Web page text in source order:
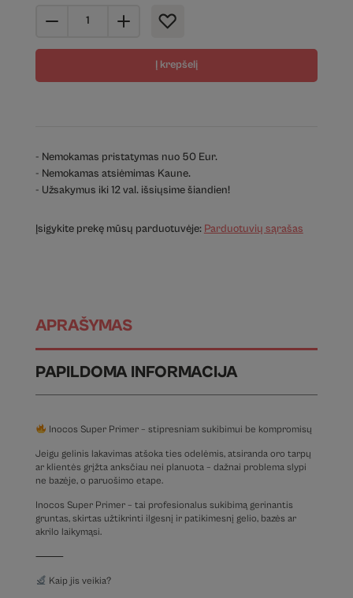
Į krepšelį
- Nemokamas pristatymas nuo 50 Eur.
- Nemokamas atsiėmimas Kaune.
- Užsakymus iki 12 val. išsiųsime šiandien!
Įsigykite prekę mūsų parduotuvėje: Parduotuvių sąrašas
APRAŠYMAS
PAPILDOMA INFORMACIJA
Inocos Super Primer – stipresniam sukibimui be kompromisų
Jeigu gelinis lakavimas atšoka ties odelėmis, atsiranda oro tarpų
ar klientės grįžta anksčiau nei planuota – dažnai problema slypi
ne bazėje, o paruošimo etape.
Inocos Super Primer – tai profesionalus sukibimą gerinantis
gruntas, skirtas užtikrinti ilgesnį ir patikimesnį gelio, bazės ar
akrilo laikymąsi.
⸻
Kaip jis veikia?